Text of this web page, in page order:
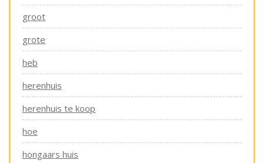
groot
grote
heb
herenhuis
herenhuis te koop
hoe
hongaars huis